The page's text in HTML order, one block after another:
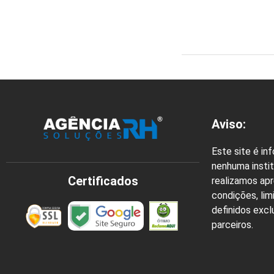
Certificados
Aviso:
Este site é
nenhuma
realizamos
condições,
definidos
parceiros.